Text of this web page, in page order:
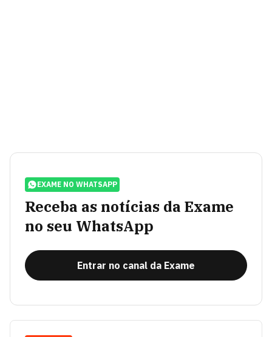
EXAME NO WHATSAPP
Receba as notícias da Exame
no seu WhatsApp
Entrar no canal da Exame